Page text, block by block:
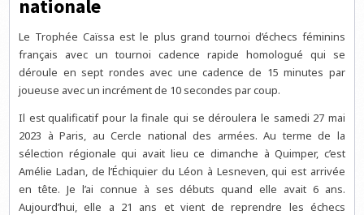
nationale
Le Trophée Caïssa est le plus grand tournoi d’échecs féminins
français avec un tournoi cadence rapide homologué qui se
déroule en sept rondes avec une cadence de 15 minutes par
joueuse avec un incrément de 10 secondes par coup.
Il est qualificatif pour la finale qui se déroulera le samedi 27 mai
2023 à Paris, au Cercle national des armées. Au terme de la
sélection régionale qui avait lieu ce dimanche à Quimper, c’est
Amélie Ladan, de l’Échiquier du Léon à Lesneven, qui est arrivée
en tête. Je l’ai connue à ses débuts quand elle avait 6 ans.
Aujourd’hui, elle a 21 ans et vient de reprendre les échecs